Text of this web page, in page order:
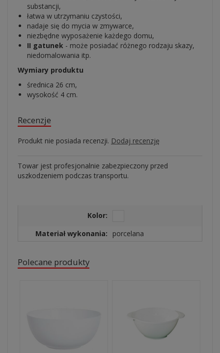
substancji,
łatwa w utrzymaniu czystości,
nadaje się do mycia w zmywarce,
niezbędne wyposażenie każdego domu,
II gatunek - może posiadać różnego rodzaju skazy,
niedomalowania itp.
Wymiary produktu
średnica 26 cm,
wysokość 4 cm.
Recenzje
Produkt nie posiada recenzji. Dodaj recenzję
Towar jest profesjonalnie zabezpieczony przed
uszkodzeniem podczas transportu.
Kolor:
Materiał wykonania:
porcelana
Polecane produkty